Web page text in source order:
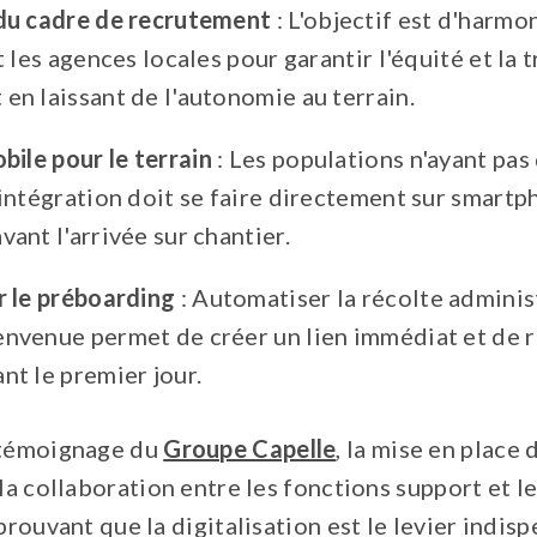
cadre de recrutement : L'objectif est
les agences locales pour garantir l'équité et la
laissant de l'autonomie au terrain.
pour le terrain : Les populations n'ayant pas
doit se faire directement sur
l'arrivée sur chantier.
le préboarding : Automatiser la récolte
permet de créer un lien immédiat et de
le premier jour.
du Groupe Capelle, la mise en place
collaboration entre les fonctions support et
que la digitalisation est le levier